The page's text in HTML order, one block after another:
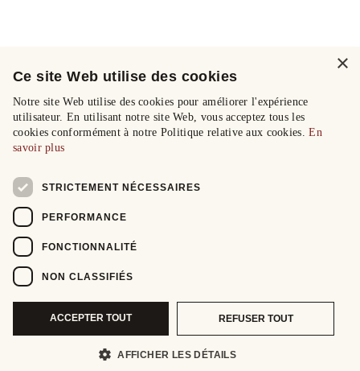
×
Ce site Web utilise des cookies
Notre site Web utilise des cookies pour améliorer l'expérience
utilisateur. En utilisant notre site Web, vous acceptez tous les
cookies conformément à notre Politique relative aux cookies.En
savoir plus
STRICTEMENT NÉCESSAIRES
PERFORMANCE
FONCTIONNALITÉ
NON CLASSIFIÉS
ACCEPTER TOUT REFUSER TOUT
AFFICHER LES DÉTAILS